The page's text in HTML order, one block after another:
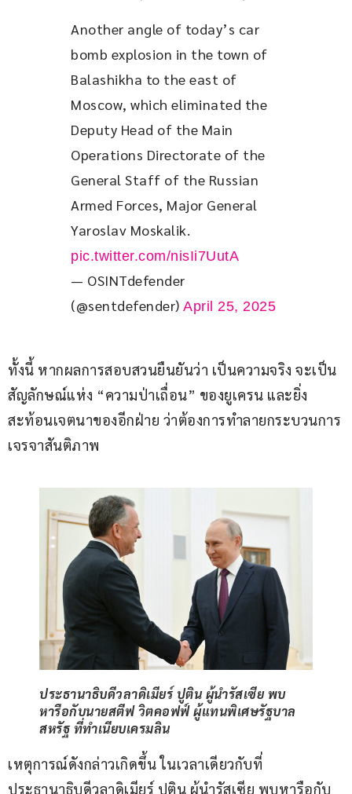
Another angle of today’s car
bomb explosion in the town of
Balashikha to the east of
Moscow, which eliminated the
Deputy Head of the Main
Operations Directorate of the
General Staff of the Russian
Armed Forces, Major General
Yaroslav Moskalik.
pic.twitter.com/nisIi7UutA
— OSINTdefender
(@sentdefender) April 25, 2025
ทั้งนี้ หากผลการสอบสวนยืนยันว่า เป็นความจริง จะเป็น
สัญลักษณ์แห่ง “ความป่าเถื่อน” ของยูเครน และยิ่ง
สะท้อนเจตนาของอีกฝ่าย ว่าต้องการทำลายกระบวนการ
เจรจาสันติภาพ
ประธานาธิบดีวลาดิเมียร์ ปูติน ผู้นำรัสเซีย พบ
หารือกับนายสตีฟ วิตคอฟฟ์ ผู้แทนพิเศษรัฐบาล
สหรัฐ ที่ทำเนียบเครมลิน
เหตุการณ์ดังกล่าวเกิดขึ้น ในเวลาเดียวกับที่
ประธานาธิบดีวลาดิเมียร์ ปูติน ผู้นำรัสเซีย พบหารือกับ